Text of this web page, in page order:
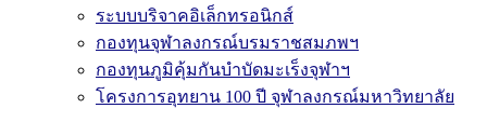
ระบบบริจาคอิเล็กทรอนิกส์
กองทุนจุฬาลงกรณ์บรมราชสมภพฯ
กองทุนภูมิคุ้มกันบำบัดมะเร็งจุฬาฯ
โครงการอุทยาน 100 ปี จุฬาลงกรณ์มหาวิทยาลัย